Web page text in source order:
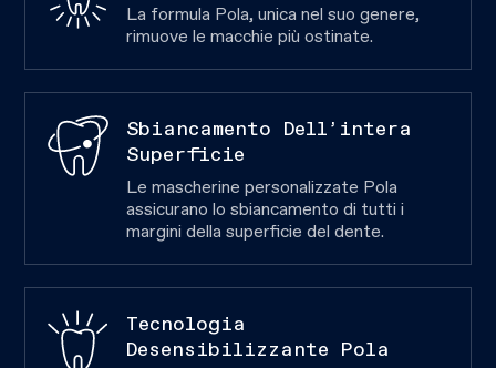
La formula Pola, unica nel suo genere,
rimuove le macchie più ostinate.
Sbiancamento Dell’intera
Superficie
Le mascherine personalizzate Pola
assicurano lo sbiancamento di tutti i
margini della superficie del dente.
Tecnologia
Desensibilizzante Pola